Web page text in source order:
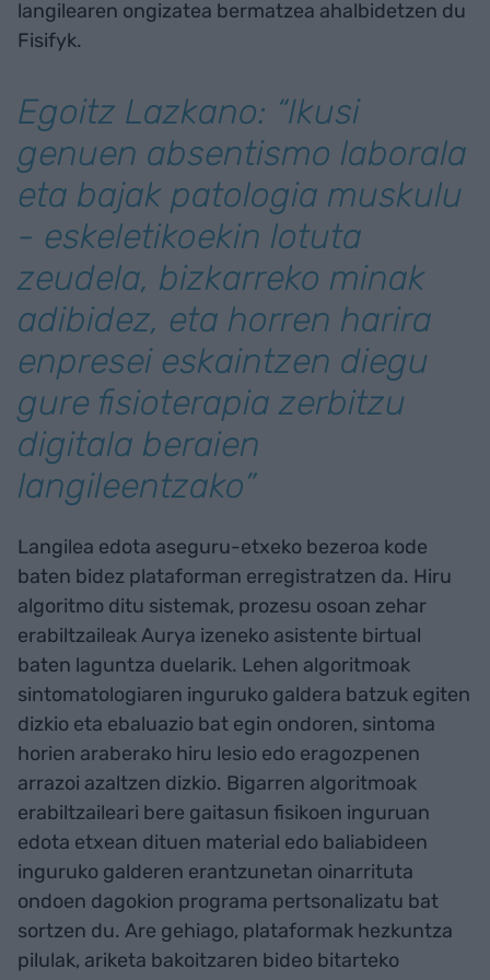
langilearen ongizatea bermatzea ahalbidetzen du
Fisifyk.
Egoitz Lazkano: “Ikusi
genuen absentismo laborala
eta bajak patologia muskulu
- eskeletikoekin lotuta
zeudela, bizkarreko minak
adibidez, eta horren harira
enpresei eskaintzen diegu
gure fisioterapia zerbitzu
digitala beraien
langileentzako”
Langilea edota aseguru-etxeko bezeroa kode
baten bidez plataforman erregistratzen da. Hiru
algoritmo ditu sistemak, prozesu osoan zehar
erabiltzaileak Aurya izeneko asistente birtual
baten laguntza duelarik. Lehen algoritmoak
sintomatologiaren inguruko galdera batzuk egiten
dizkio eta ebaluazio bat egin ondoren, sintoma
horien araberako hiru lesio edo eragozpenen
arrazoi azaltzen dizkio. Bigarren algoritmoak
erabiltzaileari bere gaitasun fisikoen inguruan
edota etxean dituen material edo baliabideen
inguruko galderen erantzunetan oinarrituta
ondoen dagokion programa pertsonalizatu bat
sortzen du. Are gehiago, plataformak hezkuntza
pilulak, ariketa bakoitzaren bideo bitarteko